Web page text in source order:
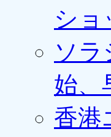
ショ
ソ
始、
香港